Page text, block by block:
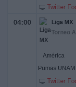
Twitter
04:00
Liga MX
Torneo
América
Pumas UNAM
Twitter